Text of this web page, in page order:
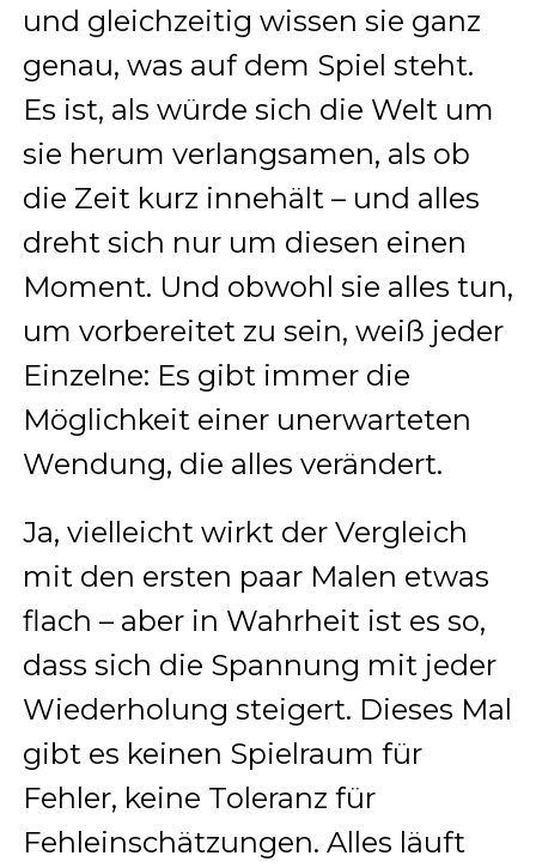
und gleichzeitig wissen sie ganz
genau, was auf dem Spiel steht.
Es ist, als würde sich die Welt um
sie herum verlangsamen, als ob
die Zeit kurz innehält – und alles
dreht sich nur um diesen einen
Moment. Und obwohl sie alles tun,
um vorbereitet zu sein, weiß jeder
Einzelne: Es gibt immer die
Möglichkeit einer unerwarteten
Wendung, die alles verändert.
Ja, vielleicht wirkt der Vergleich
mit den ersten paar Malen etwas
flach – aber in Wahrheit ist es so,
dass sich die Spannung mit jeder
Wiederholung steigert. Dieses Mal
gibt es keinen Spielraum für
Fehler, keine Toleranz für
Fehleinschätzungen. Alles läuft